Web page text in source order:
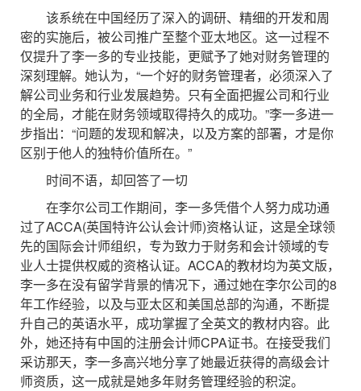
该系统在中国经历了深入的调研、精细的开发和周
密的实施后，被公司推广至整个亚太地区。这一过程不
仅提升了李一多的专业技能，更赋予了她对财务管理的
深刻理解。她认为，“一个好的财务管理者，必须深入了
解公司业务和行业发展趋势。只有全面把握公司和行业
的全局，才能在财务领域取得持久的成功。”李一多进一
步指出：“问题的发现和解决，以及方案的部署，才是你
区别于他人的独特价值所在。”
时间不语，却回答了一切
在李尔公司工作期间，李一多凭借个人努力成功通
过了ACCA(英国特许公认会计师)资格认证，这是全球领
先的国际会计师组织，专为致力于财务和会计领域的专
业人士提供权威的资格认证。ACCA的教材均为英文版，
李一多在没有留学背景的情况下，通过她在李尔公司的8
年工作经验，以及与亚太区和美国总部的沟通，不断提
升自己的英语水平，成功掌握了全英文的教材内容。此
外，她还持有中国的注册会计师CPA证书。在接受我们
采访那天，李一多高兴地分享了她最近获得的高级会计
师资质，这一成就是她多年财务管理经验的积淀。